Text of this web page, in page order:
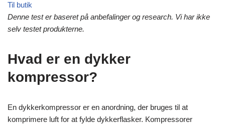
Til butik
Denne test er baseret på anbefalinger og research. Vi har ikke
selv testet produkterne.
Hvad er en dykker
kompressor?
En dykkerkompressor er en anordning, der bruges til at
komprimere luft for at fylde dykkerflasker. Kompressorer